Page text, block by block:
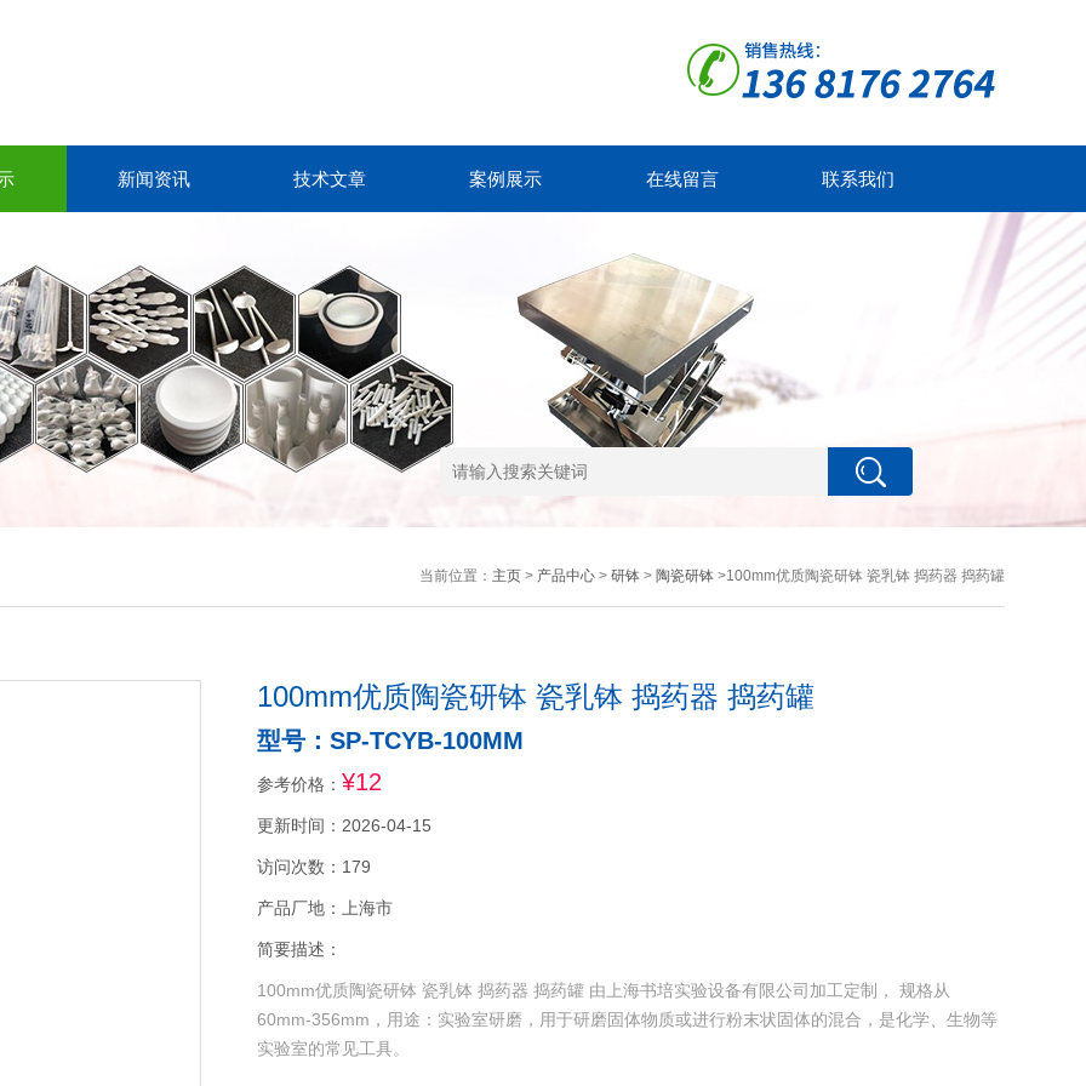
新闻资讯 技术文章 案例展示 在线留言 联系我们
当前位置： 主页> 产品中心> 研钵> 陶瓷研钵>100mm优质陶瓷研钵 瓷乳钵 捣药器 捣药罐
100mm优质陶瓷研钵 瓷乳钵 捣药器 捣药罐
型号：SP-TCYB-100MM
参考价格： ¥12
更新时间：2026-04-15
访问次数：179
产品厂地：上海市
简要描述：
100mm优质陶瓷研钵 瓷乳钵 捣药器 捣药罐 由上海书培实验设备有限公司加工定制， 规格从
60mm-356mm，用途：实验室研磨，用于研磨固体物质或进行粉末状固体的混合，是化学、生物等
实验室的常见工具。